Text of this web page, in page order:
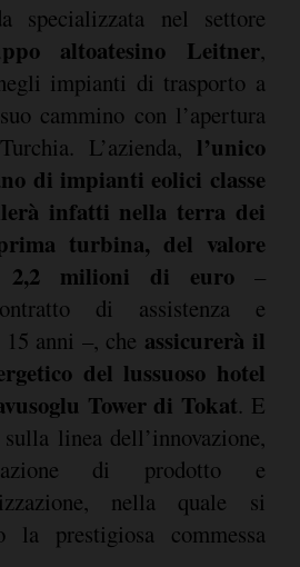
specializzata nel settore
altoatesino Leitner,
impianti di trasporto a
cammino con l’apertura
L’azienda, l’unico
di impianti eolici classe
infatti nella terra dei
turbina, del valore
2,2 milioni di euro–
di assistenza e
anni –, che assicurerà il
del lussuoso hotel
Tower di Tokat. E
linea dell’innovazione,
di prodotto e
nella quale si
la prestigiosa commessa